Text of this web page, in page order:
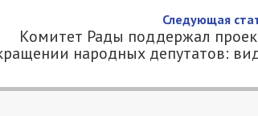
Следующая
Комитет Рады поддержал
народных депутатов: